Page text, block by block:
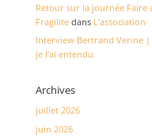
Retour sur la journée Faire
Fragilitedans L’association
Interview Bertrand Verine |
je l’ai entendu
Archives
juillet 2026
juin 2026